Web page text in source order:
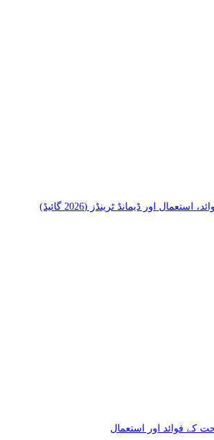
اور ڈیمانڈ ٹرینڈز (2026 گائیڈ)
کے فوائد اور استعمال